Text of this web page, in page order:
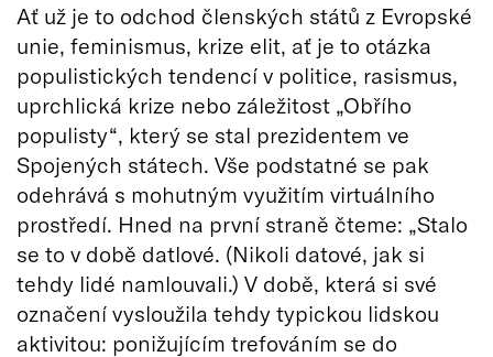
Ať už je to odchod členských států z Evropské
unie, feminismus, krize elit, ať je to otázka
populistických tendencí v politice, rasismus,
uprchlická krize nebo záležitost „Obřího
populisty“, který se stal prezidentem ve
Spojených státech. Vše podstatné se pak
odehrává s mohutným využitím virtuálního
prostředí. Hned na první straně čteme: „Stalo
se to v době datlové. (Nikoli datové, jak si
tehdy lidé namlouvali.) V době, která si své
označení vysloužila tehdy typickou lidskou
aktivitou: ponižujícím trefováním se do